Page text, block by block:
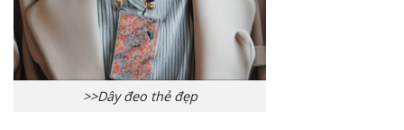
>>Dây đeo thẻ đẹp